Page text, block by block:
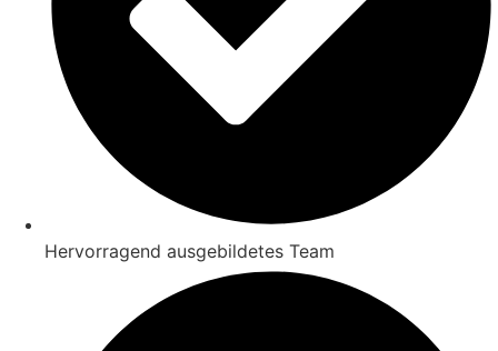
Hervorragend ausgebildetes Team